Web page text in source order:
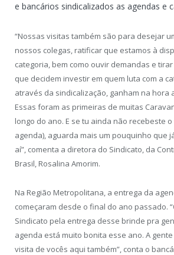
e bancários sindicalizados as agendas e
“Nossas visitas também são para desejar
nossos colegas, ratificar que estamos à
categoria, bem como ouvir demandas e
que decidem investir em quem luta com a
através da sindicalização, ganham na hora
Essas foram as primeiras de muitas
longo do ano. E se tu ainda não recebeste
agenda), aguarda mais um pouquinho que
aí”, comenta a diretora do Sindicato, da
Brasil, Rosalina Amorim.
Na Região Metropolitana, a entrega da
começaram desde o final do ano passado.
Sindicato pela entrega desse brinde pra
agenda está muito bonita esse ano. A
visita de vocês aqui também”, conta o